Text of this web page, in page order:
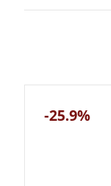
-25.9%